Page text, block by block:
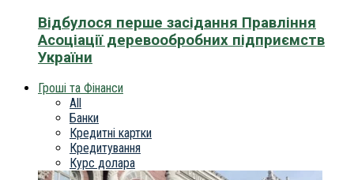
Відбулося перше засідання Правління
Асоціації деревообробних підприємств
України
Гроші та Фінанси
All
Банки
Кредитні картки
Кредитування
Курс долара